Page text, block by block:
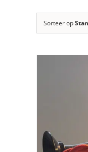
Sorteer op